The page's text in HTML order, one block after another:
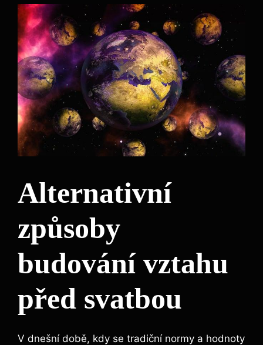
Alternativní
způsoby
budování vztahu
před svatbou
V dnešní době, kdy se tradiční normy a hodnoty